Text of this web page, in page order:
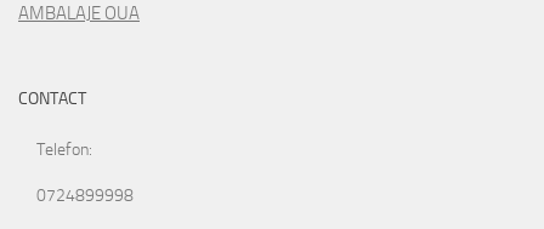
AMBALAJE OUA
CONTACT
Telefon:
0724899998